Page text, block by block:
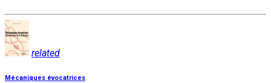
related
Mécaniques évocatrices